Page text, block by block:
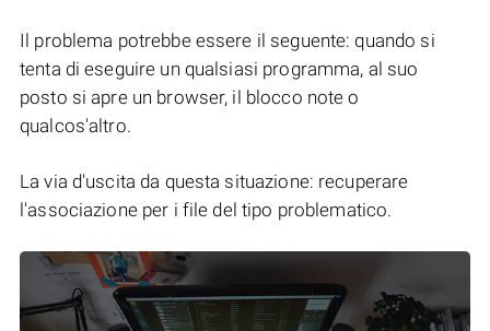
Il problema potrebbe essere il seguente: quando si
tenta di eseguire un qualsiasi programma, al suo
posto si apre un browser, il blocco note o
qualcos'altro.
La via d'uscita da questa situazione: recuperare
l'associazione per i file del tipo problematico.